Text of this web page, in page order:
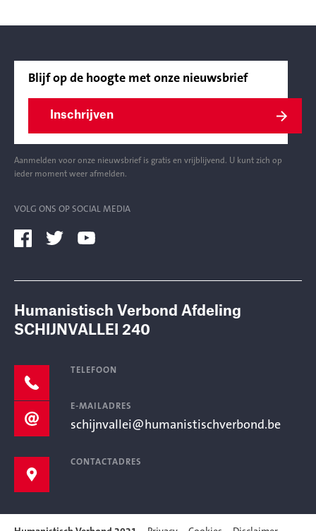
Blijf op de hoogte met onze nieuwsbrief
Inschrijven
Aanmelden voor onze nieuwsbrief is gratis en vrijblijvend. U kunt zich op
ieder moment weer afmelden.
VOLG ONS OP SOCIAL MEDIA
Humanistisch Verbond Afdeling
SCHIJNVALLEI 240
TELEFOON
E-MAILADRES
schijnvallei@humanistischverbond.be
CONTACTADRES